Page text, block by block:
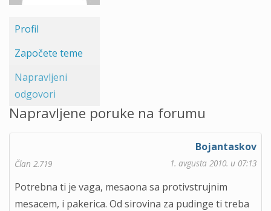
Profil
Započete teme
Napravljeni
odgovori
Napravljene poruke na forumu
Bojantaskov
Član 2.719 1. avgusta 2010. u 07:13
Potrebna ti je vaga, mesaona sa protivstrujnim
mesacem, i pakerica. Od sirovina za pudinge ti treba